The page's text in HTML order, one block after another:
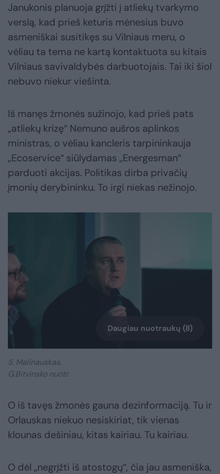
Janukonis planuoja grįžti į atliekų tvarkymo
verslą, kad prieš keturis mėnesius buvo
asmeniškai susitikęs su Vilniaus meru, o
vėliau ta tema ne kartą kontaktuota su kitais
Vilniaus savivaldybės darbuotojais. Tai iki šiol
nebuvo niekur viešinta.
Iš manęs žmonės sužinojo, kad prieš pats
„atliekų krizę“ Nemuno aušros aplinkos
ministras, o vėliau kancleris tarpininkauja
„Ecoservice“ siūlydamas „Energesman“
parduoti akcijas. Politikas dirba privačių
įmonių derybininku. To irgi niekas nežinojo.
Daugiau nuotraukų (8)
S. Malinauskas.
G.Bitvinsko nuotr.
O iš tavęs žmonės gauna dezinformaciją. Tu ir
Orlauskas niekuo nesiskiriat, tik vienas
klounas dešiniau, kitas kairiau. Tu kairiau.
O dėl „negrįžti iš atostogų“, čia jau asmeniška,